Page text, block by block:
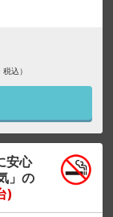
込）
安心
」の
)